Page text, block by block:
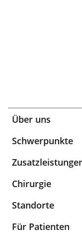
Über uns
Schwerpunkte
Chirurgie
Standorte
Für Patienten